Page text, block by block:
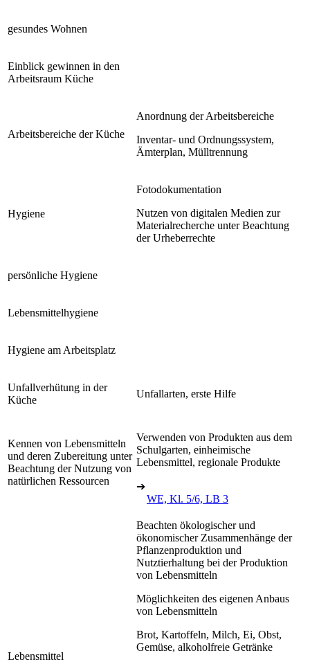
gesundes Wohnen
Einblick gewinnen in den
Arbeitsraum Küche
Arbeitsbereiche der Küche
Anordnung der Arbeitsbereiche
Inventar- und Ordnungssystem,
Ämterplan, Mülltrennung
Hygiene
Fotodokumentation
Nutzen von digitalen Medien zur
Materialrecherche unter Beachtung
der Urheberrechte
persönliche Hygiene
Lebensmittelhygiene
Hygiene am Arbeitsplatz
Unfallverhütung in der
Küche
Unfallarten, erste Hilfe
Kennen von Lebensmitteln
und deren Zubereitung unter
Beachtung der Nutzung von
natürlichen Ressourcen
Verwenden von Produkten aus dem
Schulgarten, einheimische
Lebensmittel, regionale Produkte
➔
WE, Kl. 5/6, LB 3
Lebensmittel
Beachten ökologischer und
ökonomischer Zusammenhänge der
Pflanzenproduktion und
Nutztierhaltung bei der Produktion
von Lebensmitteln
Möglichkeiten des eigenen Anbaus
von Lebensmitteln
Brot, Kartoffeln, Milch, Ei, Obst,
Gemüse, alkoholfreie Getränke